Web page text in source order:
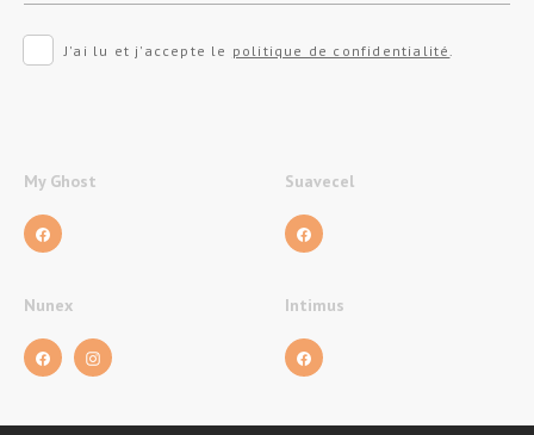
J'ai lu et j'accepte le politique de confidentialité.
My Ghost Suavecel
Nunex Intimus